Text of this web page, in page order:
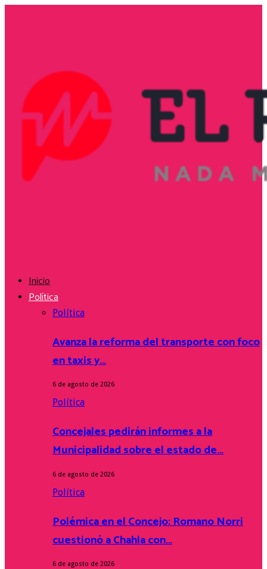
Inicio
Política
Política
Avanza la reforma del transporte con foco
en taxis y…
6 de agosto de 2026
Política
Concejales pedirán informes a la
Municipalidad sobre el estado de…
6 de agosto de 2026
Política
Polémica en el Concejo: Romano Norri
cuestionó a Chahla con…
6 de agosto de 2026